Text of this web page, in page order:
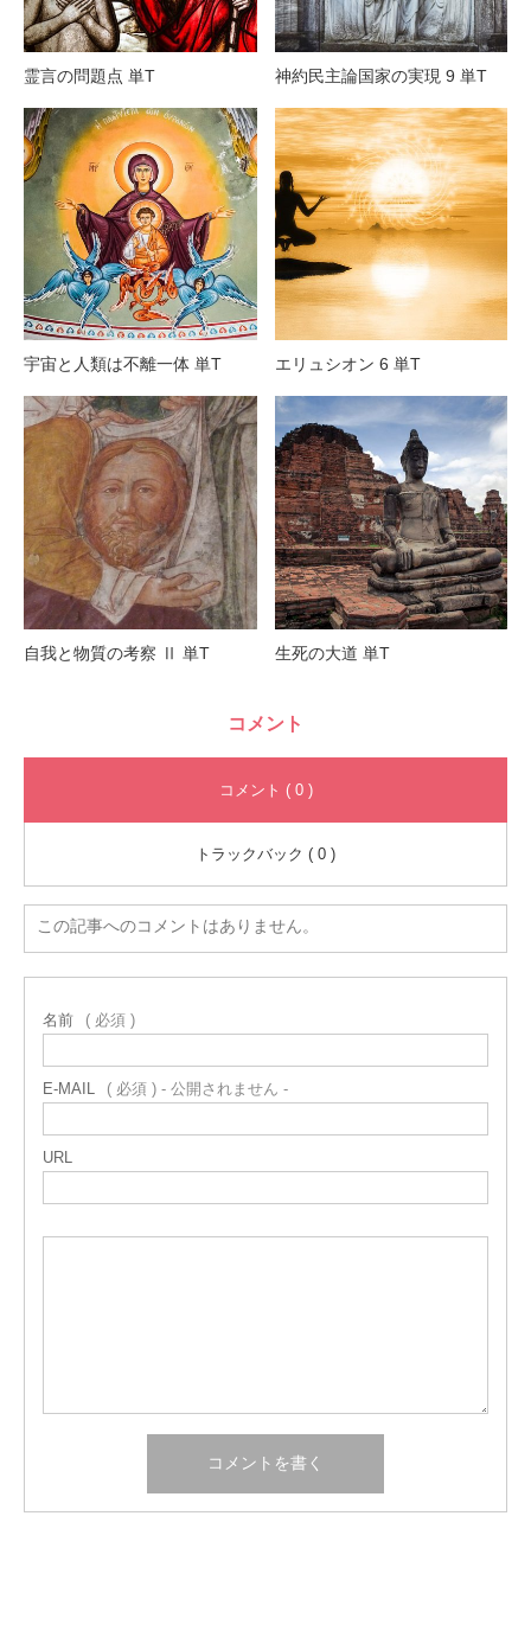
霊言の問題点 単T 神約民主論国家の実現 9 単T
宇宙と人類は不離一体 単T エリュシオン 6 単T
自我と物質の考察 Ⅱ 単T 生死の大道 単T
コメント
コメント ( 0 )
トラックバック ( 0 )
この記事へのコメントはありません。
名前 ( 必須 )
E-MAIL ( 必須 ) - 公開されません -
URL